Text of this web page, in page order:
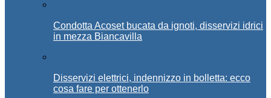
Condotta Acoset bucata da ignoti, disservizi idrici
in mezza Biancavilla
Disservizi elettrici, indennizzo in bolletta: ecco
cosa fare per ottenerlo